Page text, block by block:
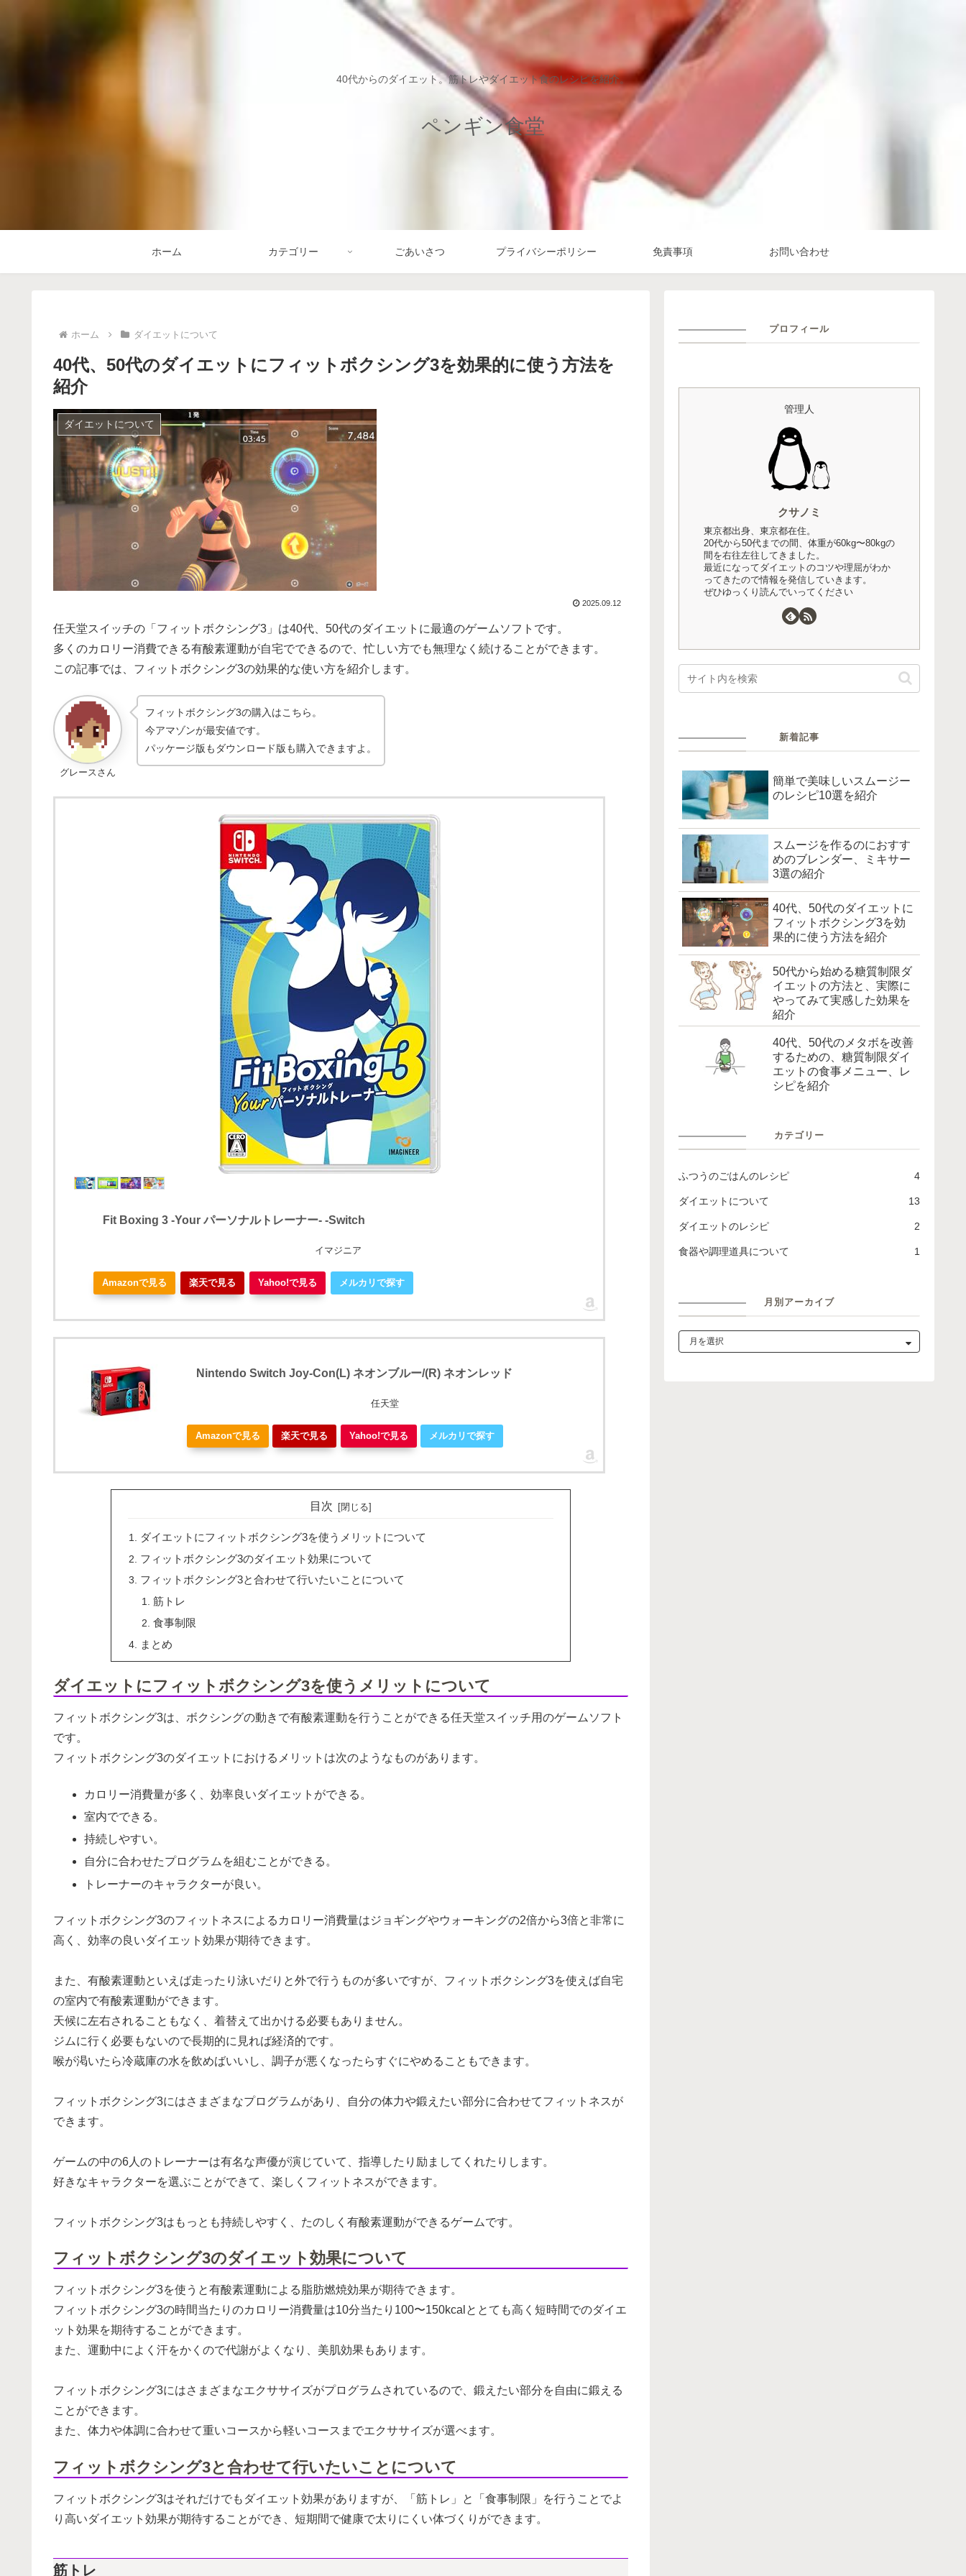
40代からのダイエット。筋トレやダイエット食のレシピを紹介。
ペンギン食堂
ホーム カテゴリー ごあいさつ プライバシーポリシー 免責事項 お問い合わせ
ホーム ダイエットについて
40代、50代のダイエットにフィットボクシング3を効果的に使う方法を
紹介
ダイエットについて
2025.09.12
任天堂スイッチの「フィットボクシング3」は40代、50代のダイエットに最適のゲームソフトです。
多くのカロリー消費できる有酸素運動が自宅でできるので、忙しい方でも無理なく続けることができます。
この記事では、フィットボクシング3の効果的な使い方を紹介します。
グレースさん
フィットボクシング3の購入はこちら。
今アマゾンが最安値です。
パッケージ版もダウンロード版も購入できますよ。
Fit Boxing 3 -Your パーソナルトレーナー- -Switch
イマジニア
Amazonで見る 楽天で見る Yahoo!で見る メルカリで探す
Nintendo Switch Joy-Con(L) ネオンブルー/(R) ネオンレッド
任天堂
Amazonで見る 楽天で見る Yahoo!で見る メルカリで探す
目次
ダイエットにフィットボクシング3を使うメリットについて
フィットボクシング3のダイエット効果について
フィットボクシング3と合わせて行いたいことについて
筋トレ
食事制限
まとめ
ダイエットにフィットボクシング3を使うメリットについて
フィットボクシング3は、ボクシングの動きで有酸素運動を行うことができる任天堂スイッチ用のゲームソフト
です。
フィットボクシング3のダイエットにおけるメリットは次のようなものがあります。
カロリー消費量が多く、効率良いダイエットができる。
室内でできる。
持続しやすい。
自分に合わせたプログラムを組むことができる。
トレーナーのキャラクターが良い。
フィットボクシング3のフィットネスによるカロリー消費量はジョギングやウォーキングの2倍から3倍と非常に
高く、効率の良いダイエット効果が期待できます。
また、有酸素運動といえば走ったり泳いだりと外で行うものが多いですが、フィットボクシング3を使えば自宅
の室内で有酸素運動ができます。
天候に左右されることもなく、着替えて出かける必要もありません。
ジムに行く必要もないので長期的に見れば経済的です。
喉が渇いたら冷蔵庫の水を飲めばいいし、調子が悪くなったらすぐにやめることもできます。
フィットボクシング3にはさまざまなプログラムがあり、自分の体力や鍛えたい部分に合わせてフィットネスが
できます。
ゲームの中の6人のトレーナーは有名な声優が演じていて、指導したり励ましてくれたりします。
好きなキャラクターを選ぶことができて、楽しくフィットネスができます。
フィットボクシング3はもっとも持続しやすく、たのしく有酸素運動ができるゲームです。
フィットボクシング3のダイエット効果について
フィットボクシング3を使うと有酸素運動による脂肪燃焼効果が期待できます。
フィットボクシング3の時間当たりのカロリー消費量は10分当たり100〜150kcalととても高く短時間でのダイエ
ット効果を期待することができます。
また、運動中によく汗をかくので代謝がよくなり、美肌効果もあります。
フィットボクシング3にはさまざまなエクササイズがプログラムされているので、鍛えたい部分を自由に鍛える
ことができます。
また、体力や体調に合わせて重いコースから軽いコースまでエクササイズが選べます。
フィットボクシング3と合わせて行いたいことについて
フィットボクシング3はそれだけでもダイエット効果がありますが、「筋トレ」と「食事制限」を行うことでよ
り高いダイエット効果が期待することができ、短期間で健康で太りにくい体づくりができます。
筋トレ
プロフィール
管理人
クサノミ
東京都出身、東京都在住。
20代から50代までの間、体重が60kg〜80kgの
間を右往左往してきました。
最近になってダイエットのコツや理屈がわか
ってきたので情報を発信していきます。
ぜひゆっくり読んでいってください
新着記事
簡単で美味しいスムージー
のレシピ10選を紹介
スムージを作るのにおすす
めのブレンダー、ミキサー
3選の紹介
40代、50代のダイエットに
フィットボクシング3を効
果的に使う方法を紹介
50代から始める糖質制限ダ
イエットの方法と、実際に
やってみて実感した効果を
紹介
40代、50代のメタボを改善
するための、糖質制限ダイ
エットの食事メニュー、レ
シピを紹介
カテゴリー
ふつうのごはんのレシピ 4
ダイエットについて 13
ダイエットのレシピ 2
食器や調理道具について 1
月別アーカイブ